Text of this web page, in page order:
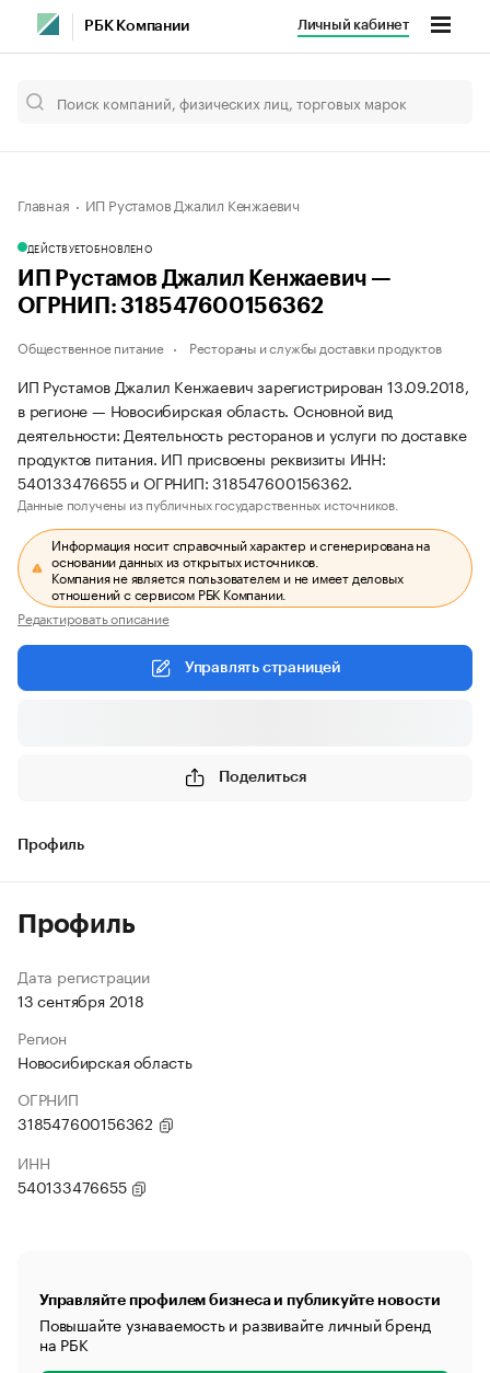
РБК Компании Личный кабинет
Главная ИП Рустамов Джалил Кенжаевич
ДЕЙСТВУЕТОБНОВЛЕНО
ИП Рустамов Джалил Кенжаевич —
ОГРНИП: 318547600156362
Общественное питание Рестораны и службы доставки продуктов
ИП Рустамов Джалил Кенжаевич зарегистрирован 13.09.2018,
в регионе — Новосибирская область. Основной вид
деятельности: Деятельность ресторанов и услуги по доставке
продуктов питания. ИП присвоены реквизиты ИНН:
540133476655 и ОГРНИП: 318547600156362.
Данные получены из публичных государственных источников.
Информация носит справочный характер и сгенерирована на
основании данных из открытых источников.
Компания не является пользователем и не имеет деловых
отношений с сервисом РБК Компании.
Редактировать описание
Управлять страницей
Поделиться
Профиль
Профиль
Дата регистрации
13 сентября 2018
Регион
Новосибирская область
ОГРНИП
318547600156362
ИНН
540133476655
Управляйте профилем бизнеса и публикуйте новости
Повышайте узнаваемость и развивайте личный бренд
на РБК